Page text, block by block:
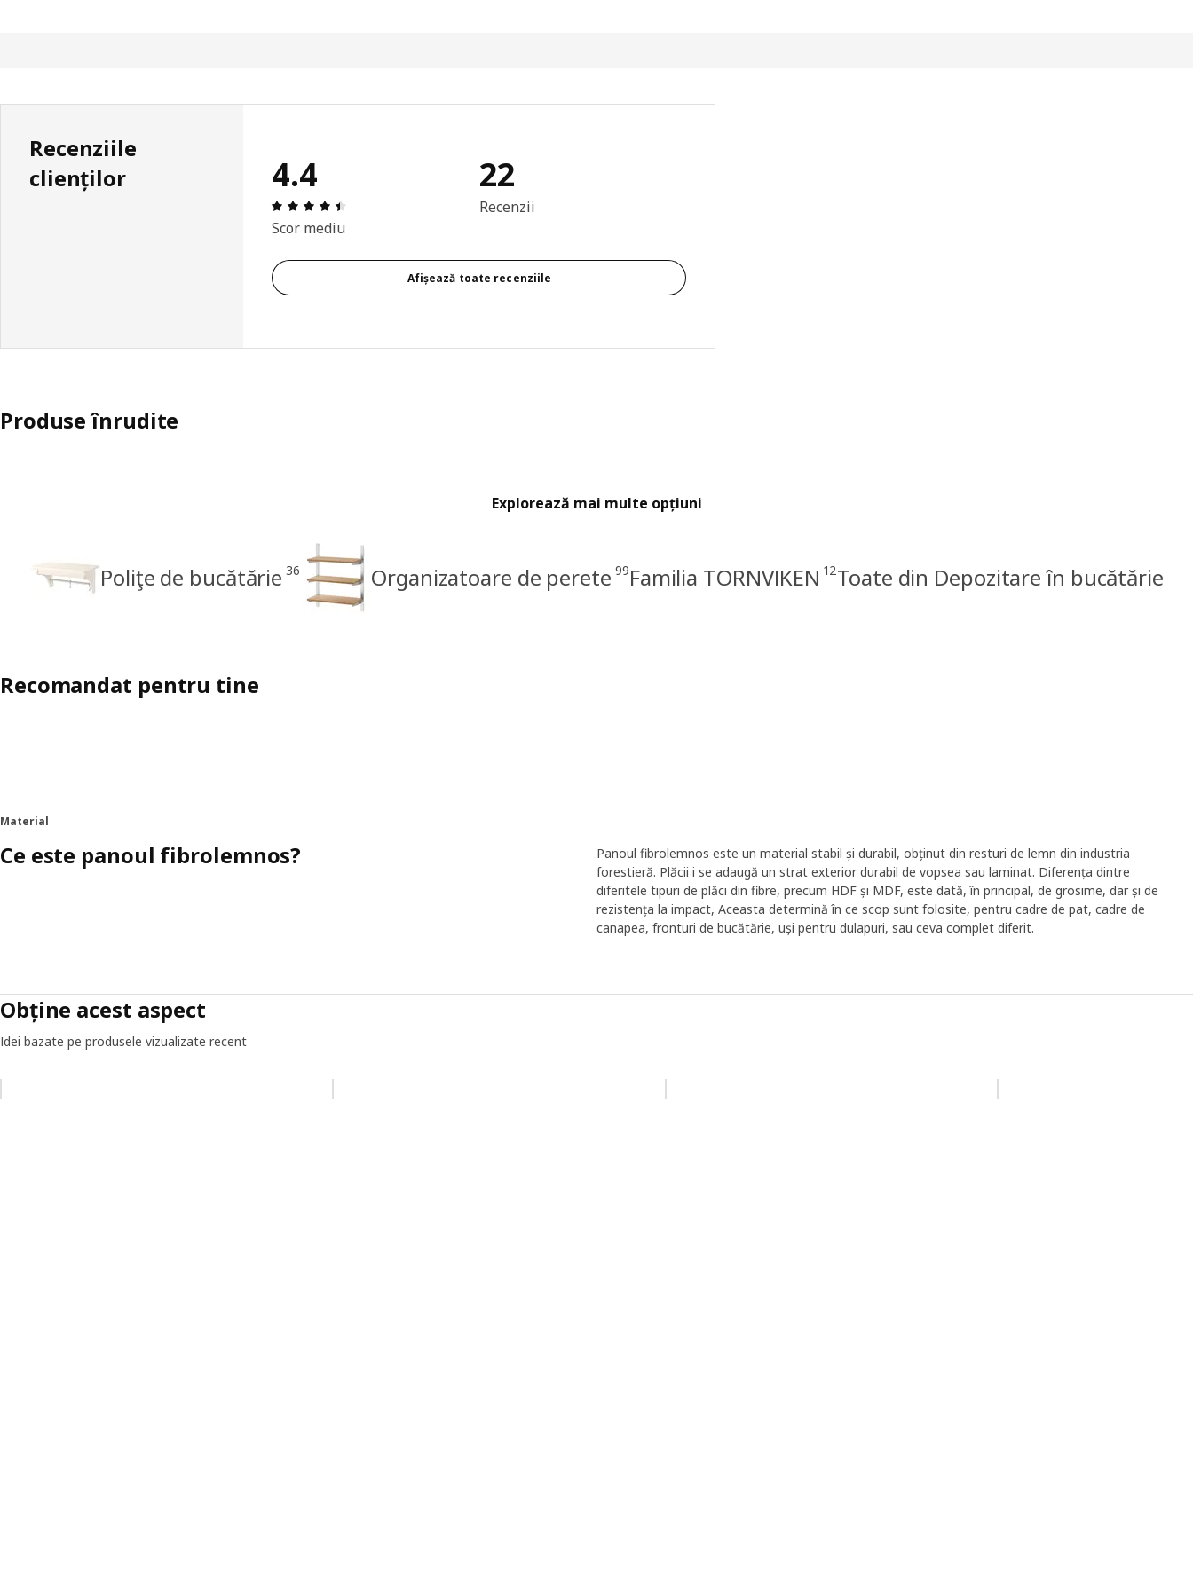
Recenziile
clienților
4.4
Prezentare generală: 4.4 din 5 stele Total recenzii: 22
Scor mediu
22
Recenzii
Afișează toate recenziile
Produse înrudite
Explorează mai multe opțiuni
Poliţe de bucătărie 36 Organizatoare de perete 99Familia TORNVIKEN 12Toate din Depozitare în bucătărie
Recomandat pentru tine
Material
Ce este panoul fibrolemnos?
Panoul fibrolemnos este un material stabil și durabil, obținut din resturi de lemn din industria
forestieră. Plăcii i se adaugă un strat exterior durabil de vopsea sau laminat. Diferența dintre
diferitele tipuri de plăci din fibre, precum HDF și MDF, este dată, în principal, de grosime, dar și de
rezistența la impact, Aceasta determină în ce scop sunt folosite, pentru cadre de pat, cadre de
canapea, fronturi de bucătărie, uși pentru dulapuri, sau ceva complet diferit.
Obține acest aspect
Idei bazate pe produsele vizualizate recent